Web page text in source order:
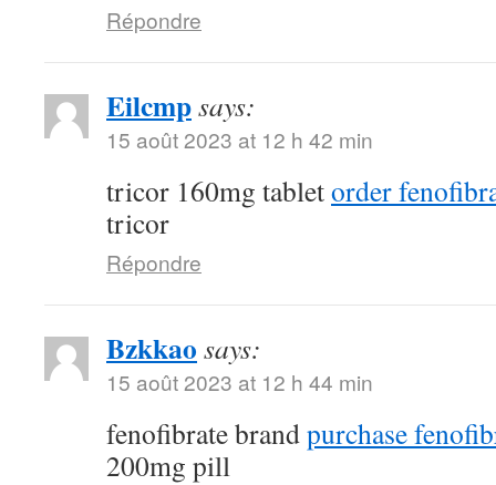
Répondre
Eilcmpsays:
15 août 2023 at 12 h 42 min
tricor 160mg tabletorder
tricor
Répondre
Bzkkao says:
15 août 2023 at 12 h 44 min
fenofibrate brandpurchase
200mg pill